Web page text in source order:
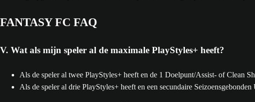
FANTASY FC FAQ
V. Wat als mijn speler al de maximale PlayStyles+ heeft?
Als de speler al twee PlayStyles+ heeft en de 1 Doelpunt/Assist- of Clean
Als de speler al drie PlayStyles+ heeft en een secundaire